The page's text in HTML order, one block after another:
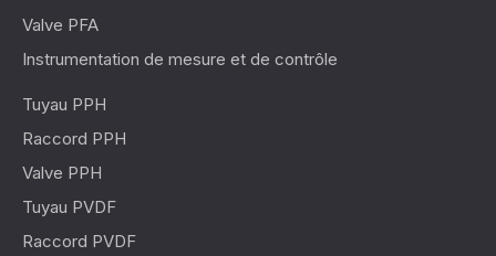
Valve PFA
Instrumentation de mesure et de contrôle
Tuyau PPH
Raccord PPH
Valve PPH
Tuyau PVDF
Raccord PVDF